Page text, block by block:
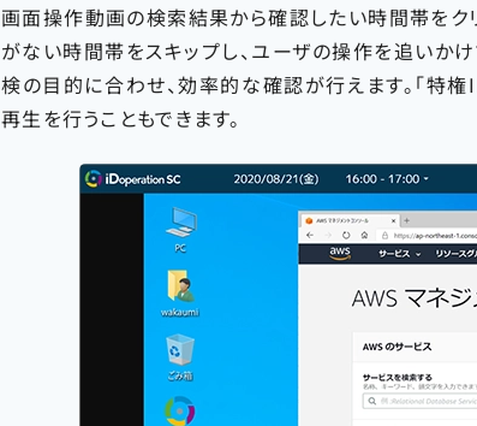
画面操作動画の検索結果から確認したい時間帯をク
がない時間帯をスキップし、ユーザの操作を追いか
検の目的に合わせ、効率的な確認が行えます。「特
再生を行うこともできます。